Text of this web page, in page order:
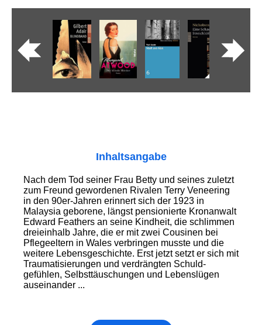
Inhaltsangabe
Nach dem Tod seiner Frau Betty und seines zuletzt
zum Freund gewordenen Rivalen Terry Veneering
in den 90er-Jahren erinnert sich der 1923 in
Malaysia geborene, längst pensionierte Kronanwalt
Edward Feathers an seine Kindheit, die schlimmen
dreieinhalb Jahre, die er mit zwei Cousinen bei
Pflege­eltern in Wales verbringen musste und die
weitere Lebens­geschichte. Erst jetzt setzt er sich mit
Traumatisierungen und ver­dräng­ten Schuld­
gefühlen, Selbst­täuschungen und Lebens­lügen
auseinander ...